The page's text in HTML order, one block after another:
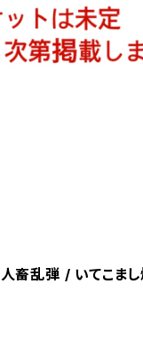
人畜乱弾 / いてこま